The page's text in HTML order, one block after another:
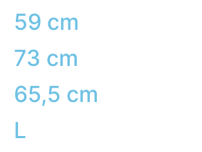
59 cm
73 cm
65,5 cm
L